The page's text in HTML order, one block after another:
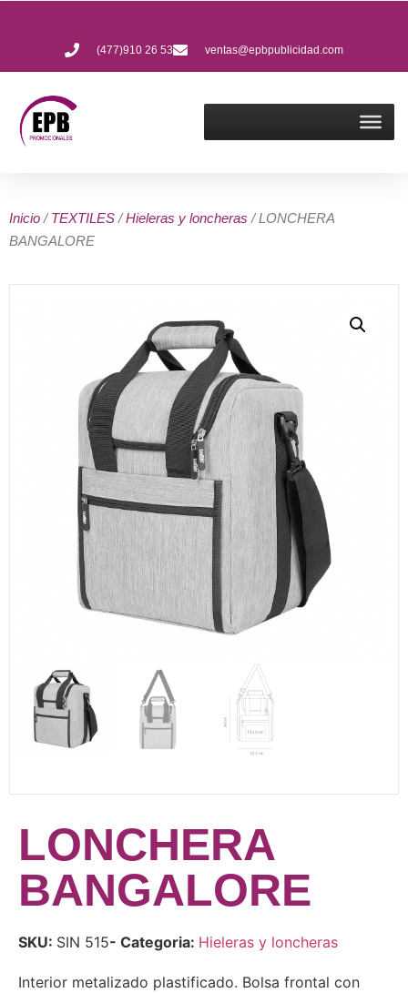
(477)910 26 53 ventas@epbpublicidad.com
Inicio /TEXTILES /Hieleras y loncheras / LONCHERA
BANGALORE
LONCHERA
BANGALORE
SKU: SIN 515- Categoria: Hieleras y loncheras
Interior metalizado plastificado. Bolsa frontal con